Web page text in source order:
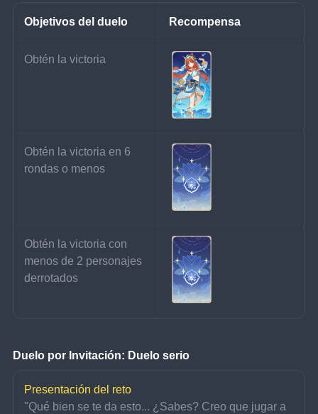
Objetivos del duelo Recompensa
Obtén la victoria
Obtén la victoria en 6
rondas o menos
Obtén la victoria con
menos de 2 personajes
derrotados
Duelo por Invitación: Duelo serio
Presentación del reto
"Qué bien se te da esto... ¿Sabes? Creo que jugar a